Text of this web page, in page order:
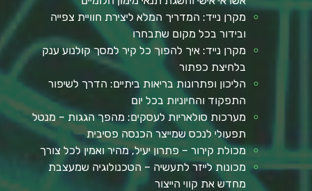
מקרן נייד: המדריך המלא ליצירת חוויית צפייה
ובידור בכל מקום שתבחרו
מקרן נייד: איך להפוך כל קיר למסך קולנוע ענק
בלחיצת כפתור
הליכון ופתרונות בריאות ביתיים: הדרך לשיפור
התפקוד והחיוניות בכל יום
מערכות סולאריות לעסקים: מהפך הגגות – מנטל
תפעולי לנכס שמייצר הכנסה פסיבית
מכולת קירור – פתרון יעיל, מהיר ואמין לכל צורך
מכונות לייזר לתעשיה – הטכנולוגיה שמעצבת
מחדש את קווי הייצור